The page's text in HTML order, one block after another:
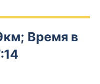
Время в